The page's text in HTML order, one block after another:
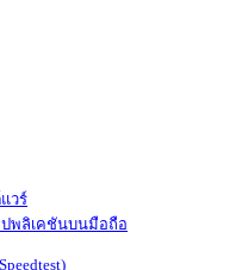
วร์
พลิเคชันบนมือถือ